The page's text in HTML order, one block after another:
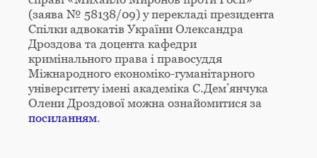
(заява № 58138/09) у перекладі президента
Спілки адвокатів України Олександра
Дроздова та доцента кафедри
кримінального права і правосуддя
Міжнародного економіко-гуманітарного
університету імені академіка С.Дем’янчука
Олени Дроздової можна ознайомитися за
посиланням.